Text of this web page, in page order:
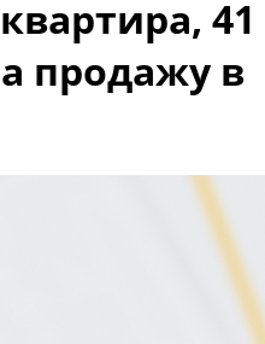
41
продажу в